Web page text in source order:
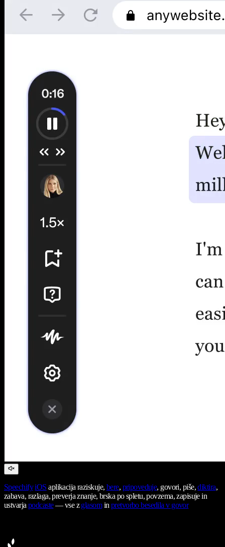
Speechify iOS aplikacija raziskuje, bere, pripoveduje, govori, piše,diktira,
zabava, razlaga, preverja znanje, brska po spletu, povzema, zapisuje in
ustvarjapodcaste— vse zglasominpretvorbo besedila v govor